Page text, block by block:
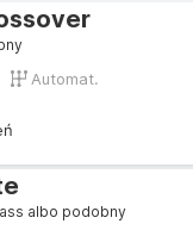
Automat.
albo podobny